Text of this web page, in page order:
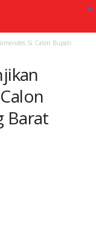
Si Calon Bupati
Barat